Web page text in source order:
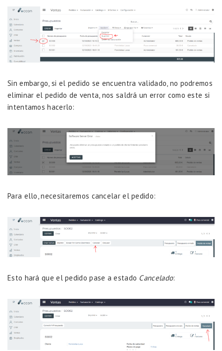
Sin embargo, si el pedido se encuentra validado, no podremos
eliminar el pedido de venta, nos saldrá un error como este si
intentamos hacerlo:
Para ello, necesitaremos cancelar el pedido:
Esto hará que el pedido pase a estado Cancelado: